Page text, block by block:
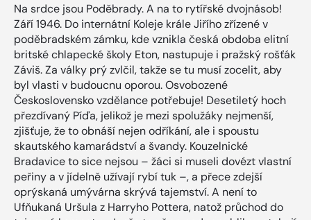
Na srdce jsou Poděbrady. A na to rytířské dvojnásob!
Září 1946. Do internátní Koleje krále Jiřího zřízené v
poděbradském zámku, kde vznikla česká obdoba elitní
britské chlapecké školy Eton, nastupuje i pražský rošťák
Záviš. Za války prý zvlčil, takže se tu musí zocelit, aby
byl vlasti v budoucnu oporou. Osvobozené
Československo vzdělance potřebuje! Desetiletý hoch
přezdívaný Píďa, jelikož je mezi spolužáky nejmenší,
zjišťuje, že to obnáší nejen odříkání, ale i spoustu
skautského kamarádství a švandy. Kouzelnické
Bradavice to sice nejsou – žáci si museli dovézt vlastní
peřiny a v jídelně užívají rybí tuk –, a přece zdejší
oprýskaná umývárna skrývá tajemství. A není to
Ufňukaná Uršula z Harryho Pottera, natož průchod do